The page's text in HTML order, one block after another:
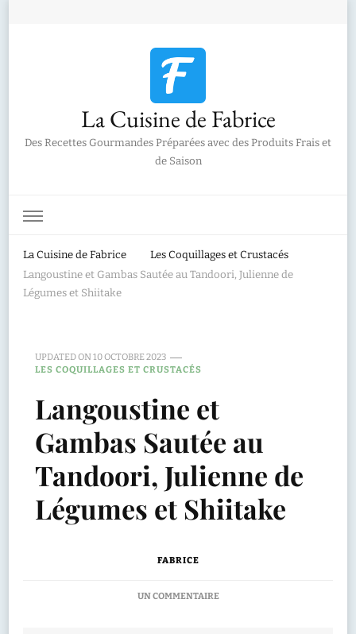
La Cuisine de Fabrice
Des Recettes Gourmandes Préparées avec des Produits Frais et
de Saison
La Cuisine de Fabrice
Les Coquillages et Crustacés
Langoustine et Gambas Sautée au Tandoori, Julienne de
Légumes et Shiitake
UPDATED ON10 OCTOBRE 2023
LES COQUILLAGES ET CRUSTACÉS
Langoustine et
Gambas Sautée au
Tandoori, Julienne de
Légumes et Shiitake
FABRICE
UN COMMENTAIRESUR